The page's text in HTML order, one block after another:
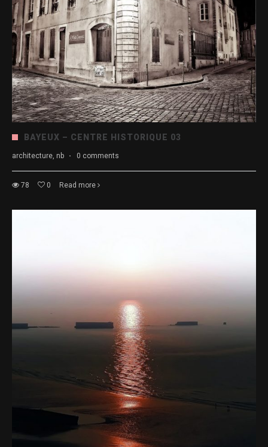
BAYEUX – CENTRE HISTORIQUE 03
architecture, nb · 0 comments
78 0 Read more